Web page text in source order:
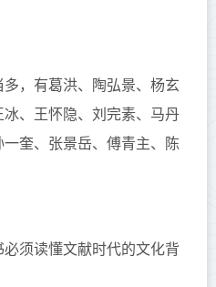
多，有葛洪、陶弘景、杨玄
、王怀隐、刘完素、马丹
奎、张景岳、傅青主、陈
须读懂文献时代的文化背